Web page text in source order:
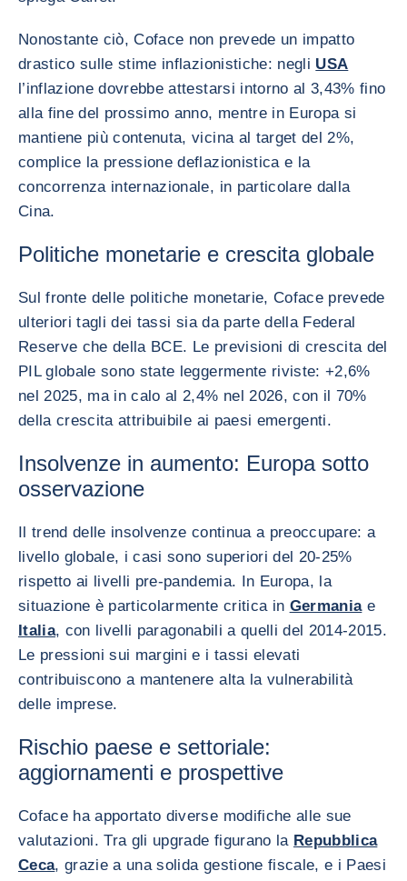
Nonostante ciò, Coface non prevede un impatto
drastico sulle stime inflazionistiche: negli USA
l’inflazione dovrebbe attestarsi intorno al 3,43% fino
alla fine del prossimo anno, mentre in Europa si
mantiene più contenuta, vicina al target del 2%,
complice la pressione deflazionistica e la
concorrenza internazionale, in particolare dalla
Cina.
Politiche monetarie e crescita globale
Sul fronte delle politiche monetarie, Coface prevede
ulteriori tagli dei tassi sia da parte della Federal
Reserve che della BCE. Le previsioni di crescita del
PIL globale sono state leggermente riviste: +2,6%
nel 2025, ma in calo al 2,4% nel 2026, con il 70%
della crescita attribuibile ai paesi emergenti.
Insolvenze in aumento: Europa sotto
osservazione
Il trend delle insolvenze continua a preoccupare: a
livello globale, i casi sono superiori del 20-25%
rispetto ai livelli pre-pandemia. In Europa, la
situazione è particolarmente critica in Germaniae
Italia, con livelli paragonabili a quelli del 2014-2015.
Le pressioni sui margini e i tassi elevati
contribuiscono a mantenere alta la vulnerabilità
delle imprese.
Rischio paese e settoriale:
aggiornamenti e prospettive
Coface ha apportato diverse modifiche alle sue
valutazioni. Tra gli upgrade figurano la Repubblica
Ceca, grazie a una solida gestione fiscale, e i Paesi